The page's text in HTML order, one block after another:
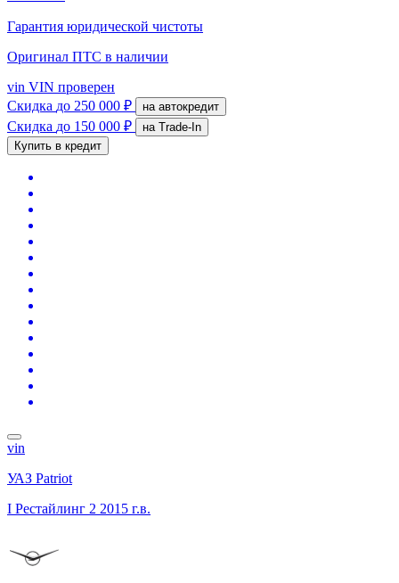
Гарантия юридической чистоты
Оригинал ПТС в наличии
vin VIN проверен
Скидка до 250 000 ₽ на автокредит
Скидка до 150 000 ₽
на Trade-In
Купить в кредит
vin
УАЗ Patriot
I Рестайлинг 2 2015 г.в.